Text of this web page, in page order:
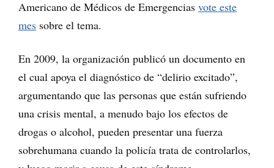
Americano de Médicos de Emergencias vote este
mes sobre el tema.
En 2009, la organización publicó un documento en
el cual apoya el diagnóstico de “delirio excitado”,
argumentando que las personas que están sufriendo
una crisis mental, a menudo bajo los efectos de
drogas o alcohol, pueden presentar una fuerza
sobrehumana cuando la policía trata de controlarlos,